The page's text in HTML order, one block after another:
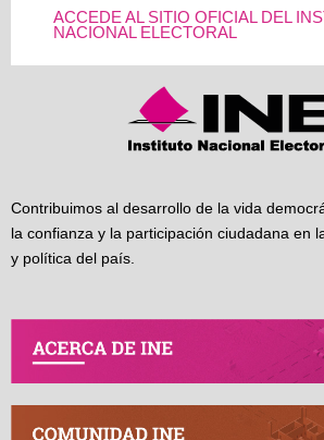
ACCEDE AL SITIO OFICIAL DEL
NACIONAL ELECTORAL
Contribuimos al desarrollo de la vida
la confianza y la participación ciudadana en
y política del país.